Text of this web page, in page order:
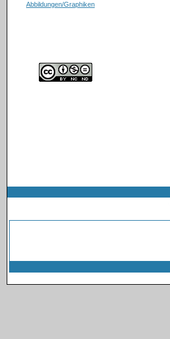
Abbildungen/Graphiken